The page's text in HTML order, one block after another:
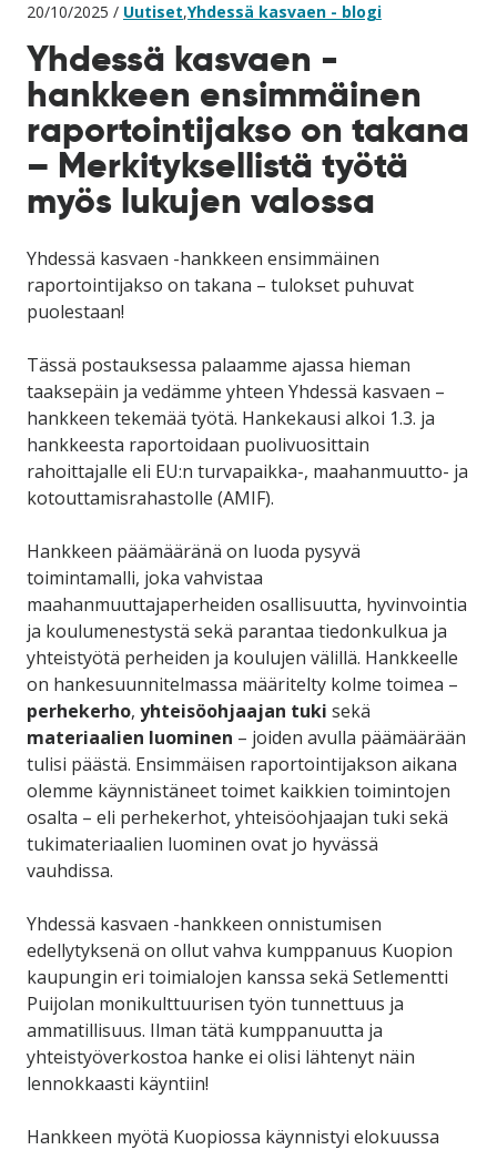
20/10/2025 / Uutiset,Yhdessä kasvaen - blogi
Yhdessä kasvaen -
hankkeen ensimmäinen
raportointijakso on takana
– Merkityksellistä työtä
myös lukujen valossa
Yhdessä kasvaen -hankkeen ensimmäinen
raportointijakso on takana – tulokset puhuvat
puolestaan!
Tässä postauksessa palaamme ajassa hieman
taaksepäin ja vedämme yhteen Yhdessä kasvaen –
hankkeen tekemää työtä. Hankekausi alkoi 1.3. ja
hankkeesta raportoidaan puolivuosittain
rahoittajalle eli EU:n turvapaikka-, maahanmuutto- ja
kotouttamisrahastolle (AMIF).
Hankkeen päämääränä on luoda pysyvä
toimintamalli, joka vahvistaa
maahanmuuttajaperheiden osallisuutta, hyvinvointia
ja koulumenestystä sekä parantaa tiedonkulkua ja
yhteistyötä perheiden ja koulujen välillä. Hankkeelle
on hankesuunnitelmassa määritelty kolme toimea –
perhekerho, yhteisöohjaajan tuki sekä
materiaalien luominen – joiden avulla päämäärään
tulisi päästä. Ensimmäisen raportointijakson aikana
olemme käynnistäneet toimet kaikkien toimintojen
osalta – eli perhekerhot, yhteisöohjaajan tuki sekä
tukimateriaalien luominen ovat jo hyvässä
vauhdissa.
Yhdessä kasvaen -hankkeen onnistumisen
edellytyksenä on ollut vahva kumppanuus Kuopion
kaupungin eri toimialojen kanssa sekä Setlementti
Puijolan monikulttuurisen työn tunnettuus ja
ammatillisuus. Ilman tätä kumppanuutta ja
yhteistyöverkostoa hanke ei olisi lähtenyt näin
lennokkaasti käyntiin!
Hankkeen myötä Kuopiossa käynnistyi elokuussa